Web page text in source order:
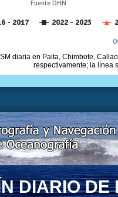
diaria en Paita, Chimbote,
respectivamente; la línea
DIARIO DE